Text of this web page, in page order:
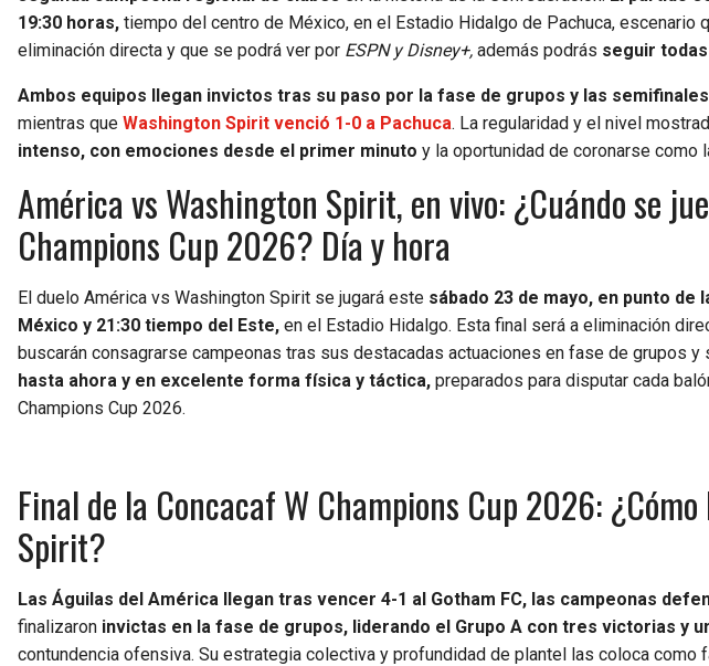
19:30 horas, tiempo del centro de México, en el Estadio Hidalgo de Pachuca, escenario
eliminación directa y que se podrá ver por ESPN y Disney+, además podrás seguir
Ambos equipos llegan invictos tras su paso por la fase de grupos y las
mientras que Washington Spirit venció 1-0 a Pachuca. La regularidad y el nivel
intenso, con emociones desde el primer minuto y la oportunidad de coronarse como
América vs Washington Spirit, en vivo: ¿Cuándo se
Champions Cup 2026? Día y hora
El duelo América vs Washington Spirit se jugará este sábado 23 de mayo, en punto
México y 21:30 tiempo del Este, en el Estadio Hidalgo. Esta final será a eliminación
buscarán consagrarse campeonas tras sus destacadas actuaciones en fase de grupos y
hasta ahora y en excelente forma física y táctica, preparados para disputar cada
Champions Cup 2026.
Final de la Concacaf W Champions Cup 2026:
Spirit?
Las Águilas del América llegan tras vencer 4-1 al Gotham FC, las campeonas
finalizaron invictas en la fase de grupos, liderando el Grupo A con tres victorias y
contundencia ofensiva. Su estrategia colectiva y profundidad de plantel las coloca como